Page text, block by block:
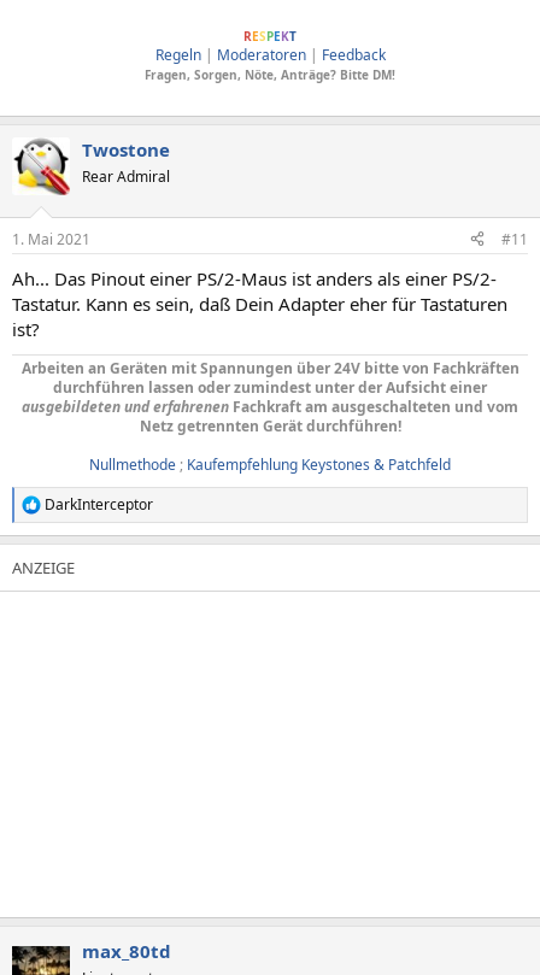
RESPEKT
Regeln| Moderatoren| Feedback
Fragen, Sorgen, Nöte, Anträge? Bitte DM!
Twostone
Rear Admiral
1. Mai 2021 #11
Ah... Das Pinout einer PS/2-Maus ist anders als einer PS/2-
Tastatur. Kann es sein, daß Dein Adapter eher für Tastaturen
ist?
Arbeiten an Geräten mit Spannungen über 24V bitte von Fachkräften
durchführen lassen oder zumindest unter der Aufsicht einer
ausgebildeten und erfahrenen Fachkraft am ausgeschalteten und vom
Netz getrennten Gerät durchführen!
Nullmethode ; Kaufempfehlung Keystones & Patchfeld
R
e
a
k
t
DarkInterceptor
max_80td